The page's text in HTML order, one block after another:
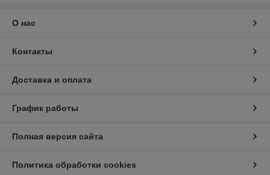
О нас
Контакты
Доставка и оплата
График работы
Полная версия сайта
Политика обработки cookies